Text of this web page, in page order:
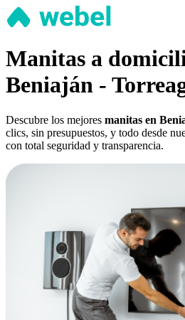
Manitas a
Beniaján -
Descubre los mejores manitas en
clics, sin presupuestos, y todo desde
con total seguridad y transparencia.